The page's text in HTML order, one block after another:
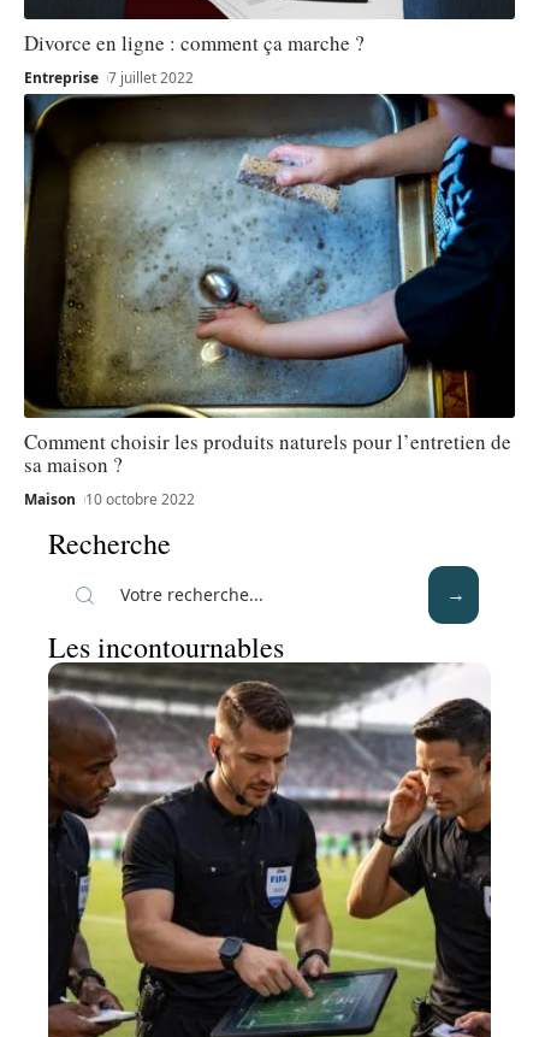
Divorce en ligne : comment ça marche ?
Entreprise 7 juillet 2022
Comment choisir les produits naturels pour l’entretien de
sa maison ?
Maison 10 octobre 2022
Recherche
Les incontournables